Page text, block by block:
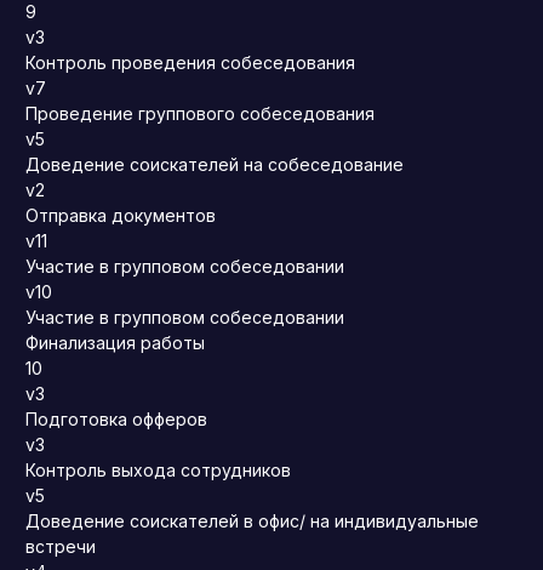
9
v3
Контроль проведения собеседования
v7
Проведение группового собеседования
v5
Доведение соискателей на собеседование
v2
Отправка документов
v11
Участие в групповом собеседовании
v10
Участие в групповом собеседовании
Финализация работы
10
v3
Подготовка офферов
v3
Контроль выхода сотрудников
v5
Доведение соискателей в офис/ на индивидуальные
встречи